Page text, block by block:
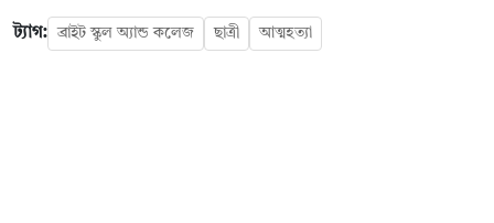
ট্যাগ: ব্রাইট স্কুল অ্যান্ড কলেজ ছাত্রী আত্মহত্যা